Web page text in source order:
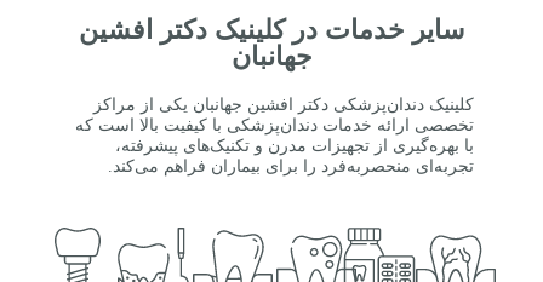
سایر خدمات در کلینیک دکتر افشین
جهانبان
کلینیک دندان‌پزشکی دکتر افشین جهانبان یکی از مراکز
تخصصی ارائه خدمات دندان‌پزشکی با کیفیت بالا است که
با بهره‌گیری از تجهیزات مدرن و تکنیک‌های پیشرفته،
تجربه‌ای منحصر‌به‌فرد را برای بیماران فراهم می‌کند.